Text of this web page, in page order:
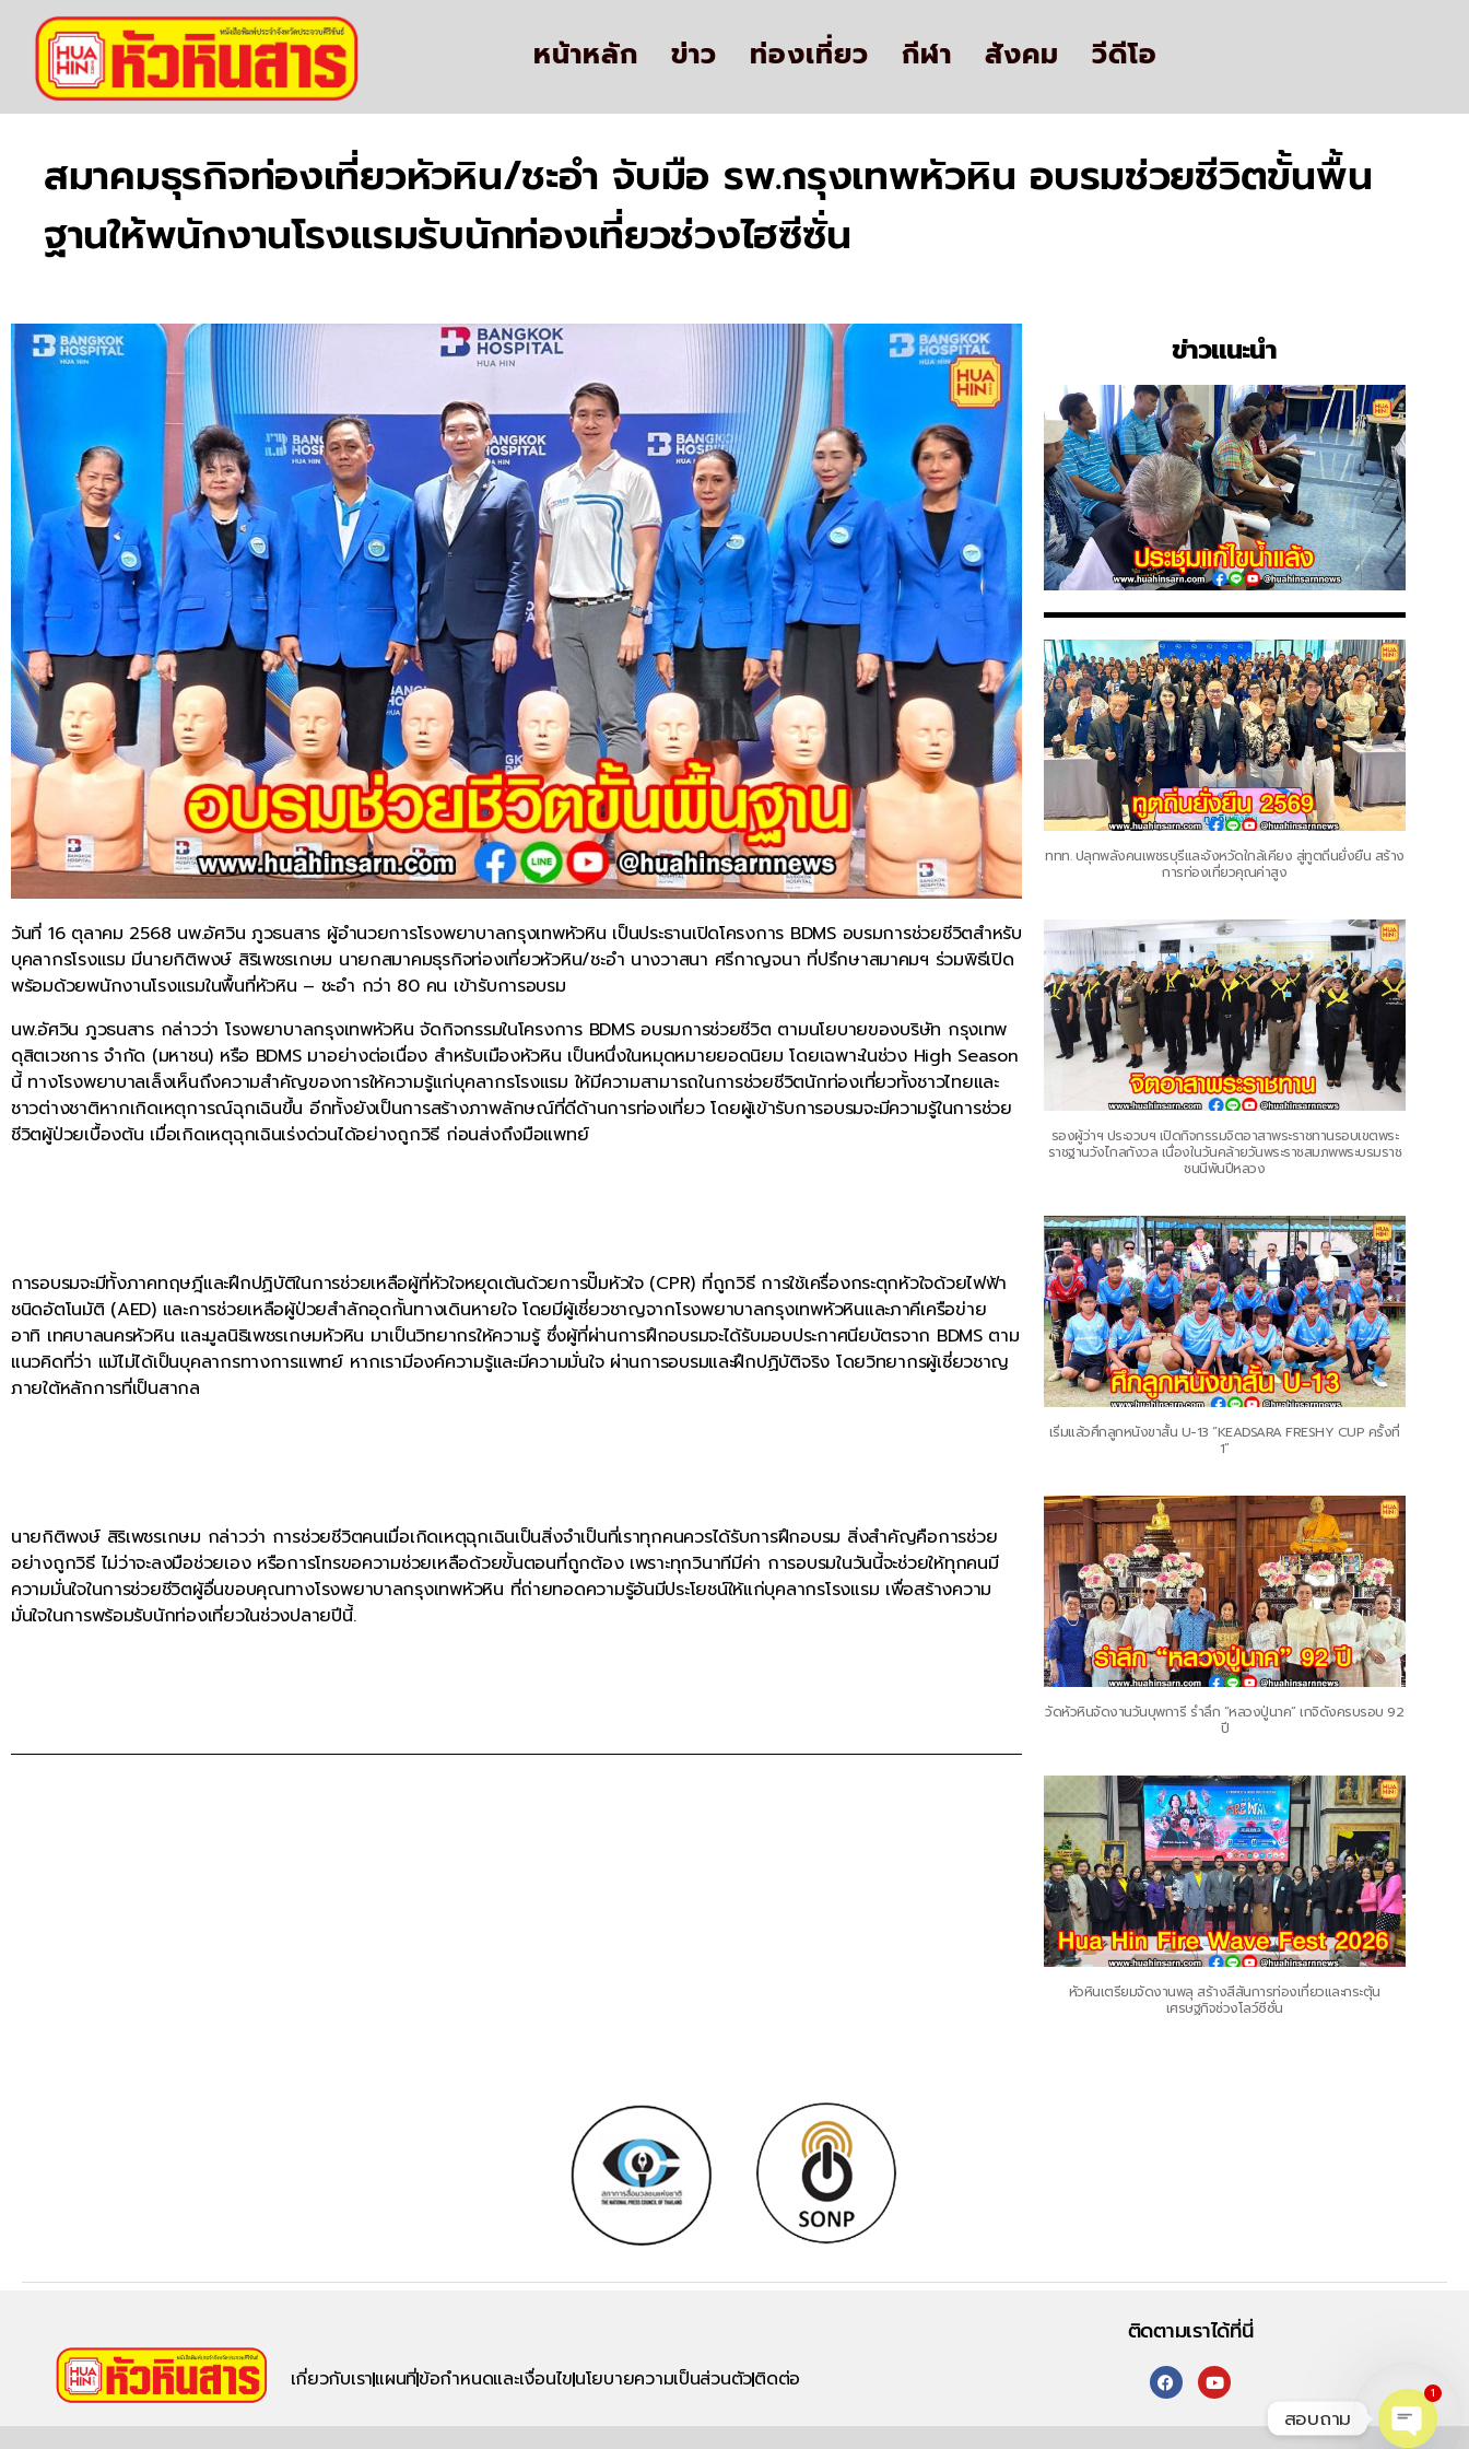
หน้าหลัก ข่าว ท่องเที่ยว กีฬา สังคม วีดีโอ
สมาคมธุรกิจท่องเที่ยวหัวหิน/ชะอำ จับมือ รพ.กรุงเทพหัวหิน อบรมช่วยชีวิตขั้นพื้น
ฐานให้พนักงานโรงแรมรับนักท่องเที่ยวช่วงไฮซีซั่น
วันที่ 16 ตุลาคม 2568 นพ.อัศวิน ภูวธนสาร ผู้อำนวยการโรงพยาบาลกรุงเทพหัวหิน เป็นประธานเปิดโครงการ BDMS อบรมการช่วยชีวิตสำหรับ
บุคลากรโรงแรม มีนายกิติพงษ์ สิริเพชรเกษม นายกสมาคมธุรกิจท่องเที่ยวหัวหิน/ชะอำ นางวาสนา ศรีกาญจนา ที่ปรึกษาสมาคมฯ ร่วมพิธีเปิด
พร้อมด้วยพนักงานโรงแรมในพื้นที่หัวหิน – ชะอำ กว่า 80 คน เข้ารับการอบรม
นพ.อัศวิน ภูวธนสาร กล่าวว่า โรงพยาบาลกรุงเทพหัวหิน จัดกิจกรรมในโครงการ BDMS อบรมการช่วยชีวิต ตามนโยบายของบริษัท กรุงเทพ
ดุสิตเวชการ จํากัด (มหาชน) หรือ BDMS มาอย่างต่อเนื่อง สำหรับเมืองหัวหิน เป็นหนึ่งในหมุดหมายยอดนิยม โดยเฉพาะในช่วง High Season
นี้ ทางโรงพยาบาลเล็งเห็นถึงความสำคัญของการให้ความรู้แก่บุคลากรโรงแรม ให้มีความสามารถในการช่วยชีวิตนักท่องเที่ยวทั้งชาวไทยและ
ชาวต่างชาติหากเกิดเหตุการณ์ฉุกเฉินขึ้น อีกทั้งยังเป็นการสร้างภาพลักษณ์ที่ดีด้านการท่องเที่ยว โดยผู้เข้ารับการอบรมจะมีความรู้ในการช่วย
ชีวิตผู้ป่วยเบื้องต้น เมื่อเกิดเหตุฉุกเฉินเร่งด่วนได้อย่างถูกวิธี ก่อนส่งถึงมือแพทย์
การอบรมจะมีทั้งภาคทฤษฎีและฝึกปฏิบัติในการช่วยเหลือผู้ที่หัวใจหยุดเต้นด้วยการปั๊มหัวใจ (CPR) ที่ถูกวิธี การใช้เครื่องกระตุกหัวใจด้วยไฟฟ้า
ชนิดอัตโนมัติ (AED) และการช่วยเหลือผู้ป่วยสำลักอุดกั้นทางเดินหายใจ โดยมีผู้เชี่ยวชาญจากโรงพยาบาลกรุงเทพหัวหินและภาคีเครือข่าย
อาทิ เทศบาลนครหัวหิน และมูลนิธิเพชรเกษมหัวหิน มาเป็นวิทยากรให้ความรู้ ซึ่งผู้ที่ผ่านการฝึกอบรมจะได้รับมอบประกาศนียบัตรจาก BDMS ตาม
แนวคิดที่ว่า แม้ไม่ได้เป็นบุคลากรทางการแพทย์ หากเรามีองค์ความรู้และมีความมั่นใจ ผ่านการอบรมและฝึกปฏิบัติจริง โดยวิทยากรผู้เชี่ยวชาญ
ภายใต้หลักการที่เป็นสากล
นายกิติพงษ์ สิริเพชรเกษม กล่าวว่า การช่วยชีวิตคนเมื่อเกิดเหตุฉุกเฉินเป็นสิ่งจำเป็นที่เราทุกคนควรได้รับการฝึกอบรม สิ่งสำคัญคือการช่วย
อย่างถูกวิธี ไม่ว่าจะลงมือช่วยเอง หรือการโทรขอความช่วยเหลือด้วยขั้นตอนที่ถูกต้อง เพราะทุกวินาทีมีค่า การอบรมในวันนี้จะช่วยให้ทุกคนมี
ความมั่นใจในการช่วยชีวิตผู้อื่นขอบคุณทางโรงพยาบาลกรุงเทพหัวหิน ที่ถ่ายทอดความรู้อันมีประโยชน์ให้แก่บุคลากรโรงแรม เพื่อสร้างความ
มั่นใจในการพร้อมรับนักท่องเที่ยวในช่วงปลายปีนี้.
ข่าวแนะนำ
ททท. ปลุกพลังคนเพชรบุรีและจังหวัดใกล้เคียง สู่ทูตถิ่นยั่งยืน สร้าง
การท่องเที่ยวคุณค่าสูง
รองผู้ว่าฯ ประจวบฯ เปิดกิจกรรมจิตอาสาพระราชทานรอบเขตพระ
ราชฐานวังไกลกังวล เนื่องในวันคล้ายวันพระราชสมภพพระบรมราช
ชนนีพันปีหลวง
เริ่มแล้วศึกลูกหนังขาสั้น U-13 “KEADSARA FRESHY CUP ครั้งที่
1”
วัดหัวหินจัดงานวันบุพการี รำลึก “หลวงปู่นาค” เกจิดังครบรอบ 92
ปี
หัวหินเตรียมจัดงานพลุ สร้างสีสันการท่องเที่ยวและกระตุ้น
เศรษฐกิจช่วงโลว์ซีซั่น
เกี่ยวกับเราแผนที่ข้อกำหนดและเงื่อนไขนโยบายความเป็นส่วนตัวติดต่อ
ติดตามเราได้ที่นี่
สอบถาม
1